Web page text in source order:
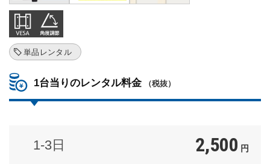
単品レンタル
1台当りのレンタル料金 （税抜）
1-3日 2,500 円